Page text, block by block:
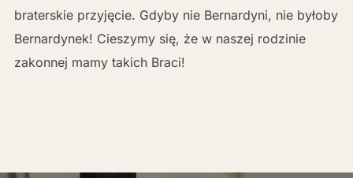
braterskie przyjęcie. Gdyby nie Bernardyni, nie byłoby
Bernardynek! Cieszymy się, że w naszej rodzinie
zakonnej mamy takich Braci!